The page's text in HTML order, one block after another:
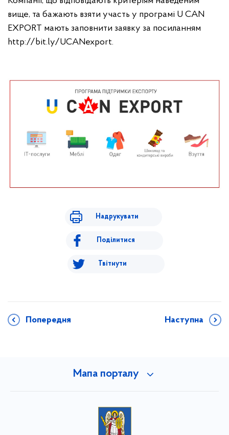
вище, та бажають взяти участь у програмі U CAN
EXPORT мають заповнити заявку за посиланням
http://bit.ly/UCANexport.
Надрукувати
Поділитися
Твітнути
Попередня Наступна
Мапа порталу